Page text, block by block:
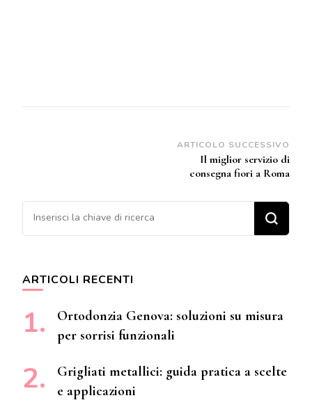
ARTICOLO SUCCESSIVO
Il miglior servizio di
consegna fiori a Roma
Cerchi qualcosa?
ARTICOLI RECENTI
Ortodonzia Genova: soluzioni su misura
per sorrisi funzionali
Grigliati metallici: guida pratica a scelte
e applicazioni